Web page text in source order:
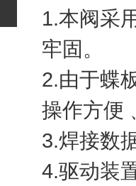
1.本阀采
牢固。
2.由于蝶
操作方便
3.焊接数
4.驱动装